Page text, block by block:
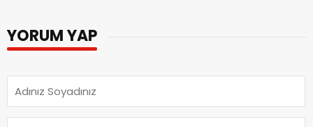
YORUM YAP